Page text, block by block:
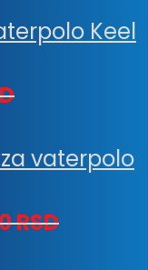
RSD